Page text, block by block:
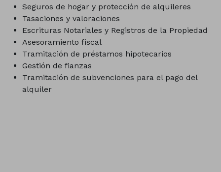
Seguros de hogar y protección de alquileres
Tasaciones y valoraciones
Escrituras Notariales y Registros de la Propiedad
Asesoramiento fiscal
Tramitación de préstamos hipotecarios
Gestión de fianzas
Tramitación de subvenciones para el pago del
alquiler